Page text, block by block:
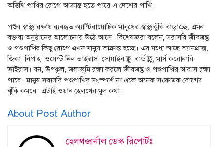
অতিথি পাখির রোগে আক্রান্ত হতে পারে এ দেশের পাখি।
পশুর স্বাস্থ্য রক্ষায় ব্যবহৃত অ্যান্টিবায়োটিক মানুষের স্বাস্থ্যঝুঁকি বাড়াচ্ছে, এমন
বক্তব্য অনুষ্ঠানের আলোচনায় উঠে আসে। বিশেষজ্ঞরা বলেন, সরাসরি জীবজন্তু
ও পশুপাখির কিছু রোগে এখন মানুষ আক্রান্ত হচ্ছে। এর মধ্যে আছে অ্যানথ্রাক্স,
জিকা, নিপাহ, ওয়েস্ট নিল ভাইরাস, সোয়াইন ফ্লু, বার্ড ফ্লু, মার্স করোনারি
ভাইরাস। বন, উপকূল, জলাভূমি রক্ষা করলে জীবজন্তু ও পশুপাখির আবাস রক্ষা
পাবে। মানুষ সরাসরি পশুপাখির সংস্পর্শে না এলে অনেক সংক্রামক রোগের
ঝুঁকি কমবে। এটাই ওয়ান হেলথের মূল কথা।
About Post Author
হেলথজার্নাল ডেস্ক রিপোর্টঃ